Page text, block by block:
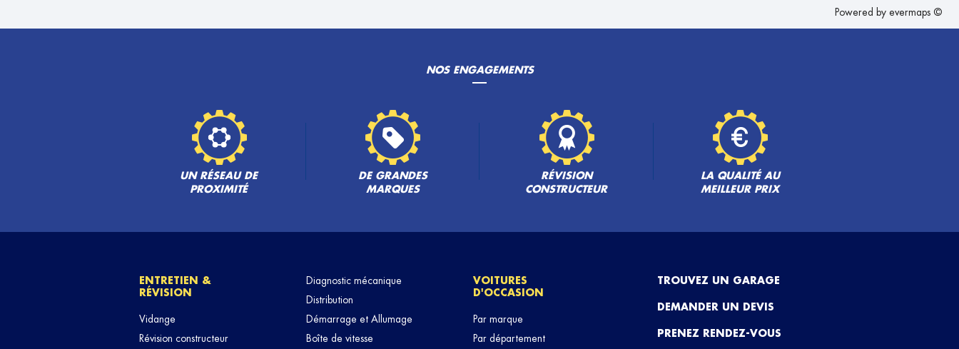
Powered by evermaps ©
NOS ENGAGEMENTS
UN RÉSEAU DE
PROXIMITÉ
DE GRANDES
MARQUES
RÉVISION
CONSTRUCTEUR
LA QUALITÉ AU
MEILLEUR PRIX
ENTRETIEN &
RÉVISION
Vidange
Révision constructeur
Diagnostic mécanique
Distribution
Démarrage et Allumage
Boîte de vitesse
VOITURES
D'OCCASION
Par marque
Par département
TROUVEZ UN GARAGE
DEMANDER UN DEVIS
PRENEZ RENDEZ-VOUS